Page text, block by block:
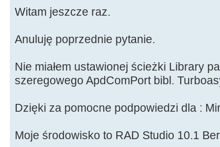
Witam jeszcze raz.
Anuluję poprzednie pytanie.
Nie miałem ustawionej ścieżki Library
szeregowego ApdComPort bibl.
Dzięki za pomocne podpowiedzi dla :
Moje środowisko to RAD Studio 10.1